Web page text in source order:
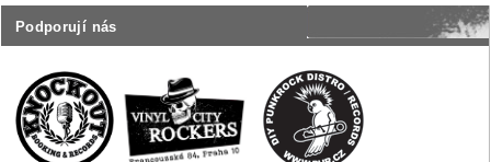
Podporují nás